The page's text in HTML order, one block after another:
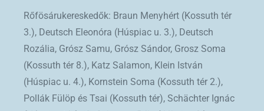
Rőfösárukereskedők: Braun Menyhért (Kossuth tér
3.), Deutsch Eleonóra (Húspiac u. 3.), Deutsch
Rozália, Grósz Samu, Grósz Sándor, Grosz Soma
(Kossuth tér 8.), Katz Salamon, Klein István
(Húspiac u. 4.), Kornstein Soma (Kossuth tér 2.),
PolIák Fülöp és Tsai (Kossuth tér), Schächter Ignác